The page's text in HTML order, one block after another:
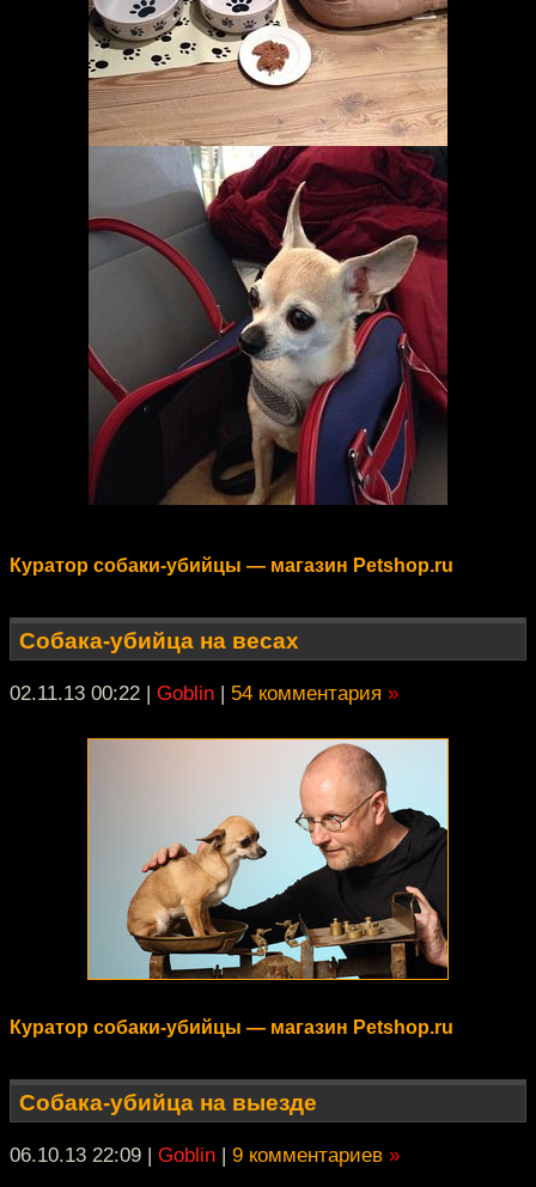
Куратор собаки-убийцы — магазин Petshop.ru
Собака-убийца на весах
02.11.13 00:22 | Goblin | 54 комментария »
Куратор собаки-убийцы — магазин Petshop.ru
Собака-убийца на выезде
06.10.13 22:09 | Goblin | 9 комментариев »